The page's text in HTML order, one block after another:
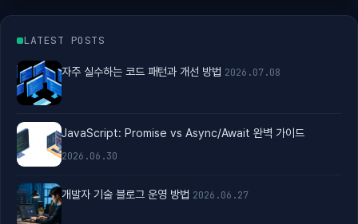
LATEST POSTS
자주 실수하는 코드 패턴과 개선 방법 2026.07.08
JavaScript: Promise vs Async/Await 완벽 가이드
2026.06.30
개발자 기술 블로그 운영 방법 2026.06.27